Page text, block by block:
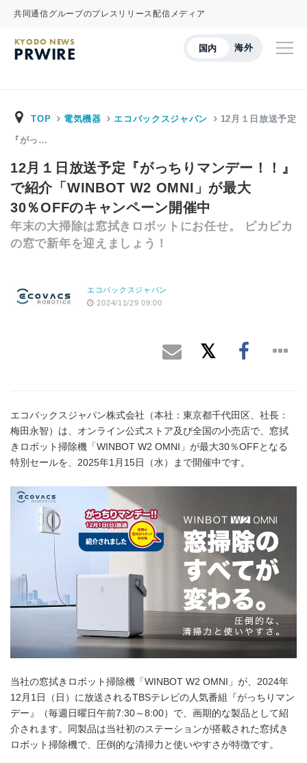
共同通信グループのプレスリリース配信メディア
国内 海外
KYODO NEWS
PRWIRE
TOP 電気機器 エコバックスジャパン 12月１日放送予定
『がっ…
12月１日放送予定『がっちりマンデー！！』
で紹介「WINBOT W2 OMNI」が最大
30％OFFのキャンペーン開催中
年末の大掃除は窓拭きロボットにお任せ。 ピカピカ
の窓で新年を迎えましょう！
エコバックスジャパン
2024/11/29 09:00
エコバックスジャパン株式会社（本社：東京都千代田区、社長：
梅田永智）は、オンライン公式ストア及び全国の小売店で、窓拭
きロボット掃除機「WINBOT W2 OMNI」が最大30％OFFとなる
特別セールを、2025年1月15日（水）まで開催中です。
当社の窓拭きロボット掃除機「WINBOT W2 OMNI」が、2024年
12月1日（日）に放送されるTBSテレビの人気番組『がっちりマン
デー』（毎週日曜日午前7:30～8:00）で、画期的な製品として紹
介されます。同製品は当社初のステーションが搭載された窓拭き
ロボット掃除機で、圧倒的な清掃力と使いやすさが特徴です。